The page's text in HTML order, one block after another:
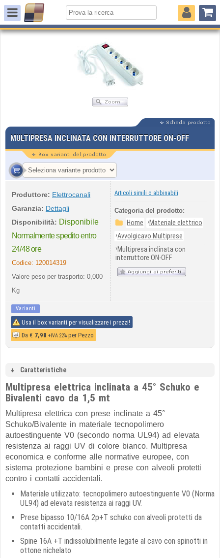
MULTIPRESA INCLINATA CON INTERRUTTORE ON-OFF
Produttore: Elettrocanali
Garanzia: Dettagli
Disponibilità: Disponibile
Normalmente spedito entro
24/48 ore
Codice: 120014319
Valore peso per trasporto: 0,000
Kg
Articoli simili o abbinabili
Categoria del prodotto:
Home ›Materiale elettrico
›Avvolgicavo Multiprese
›Multipresa inclinata con
interruttore ON-OFF
Varianti
Usa il box varianti per visualizzare i prezzi!
Da € 7,98 +IVA 22% per Pezzo
Caratteristiche
Multipresa elettrica inclinata a 45° Schuko e
Bivalenti cavo da 1,5 mt
Multipresa elettrica con prese inclinate a 45°
Schuko/Bivalente in materiale tecnopolimero
autoestinguente V0 (secondo norma UL94) ad elevata
resistenza ai raggi UV di colore bianco. Multipresa
economica e conforme alle normative europee, con
sistema protezione bambini e prese con alveoli protetti
contro i contatti accidentali.
Materiale utilizzato: tecnopolimero autoestinguente V0 (Norma
UL94) ad elevata resistenza ai raggi UV.
Prese bipasso 10/16A 2p+T schuko con alveoli protetti da
contatti accidentali.
Spine 16A +T indissolubilmente legate al cavo con spinotti in
ottone nichelato